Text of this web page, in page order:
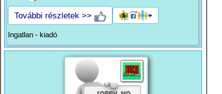
További részletek >>
Ingatlan - kiadó